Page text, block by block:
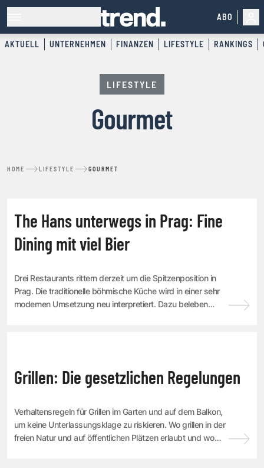
ABO
AKTUELL UNTERNEHMEN FINANZEN LIFESTYLE RANKINGS
LIFESTYLE
Gourmet
HOME LIFESTYLE GOURMET
The Hans unterwegs in Prag: Fine
Dining mit viel Bier
Drei Restaurants rittern derzeit um die Spitzenposition in
Prag. Die traditionelle böhmische Küche wird in einer sehr
modernen Umsetzung neu interpretiert. Dazu beleben
Grillen: Die gesetzlichen Regelungen
Verhaltensregeln für Grillen im Garten und auf dem Balkon,
um keine Unterlassungsklage zu riskieren. Wo grillen in der
freien Natur und auf öffentlichen Plätzen erlaubt und wo